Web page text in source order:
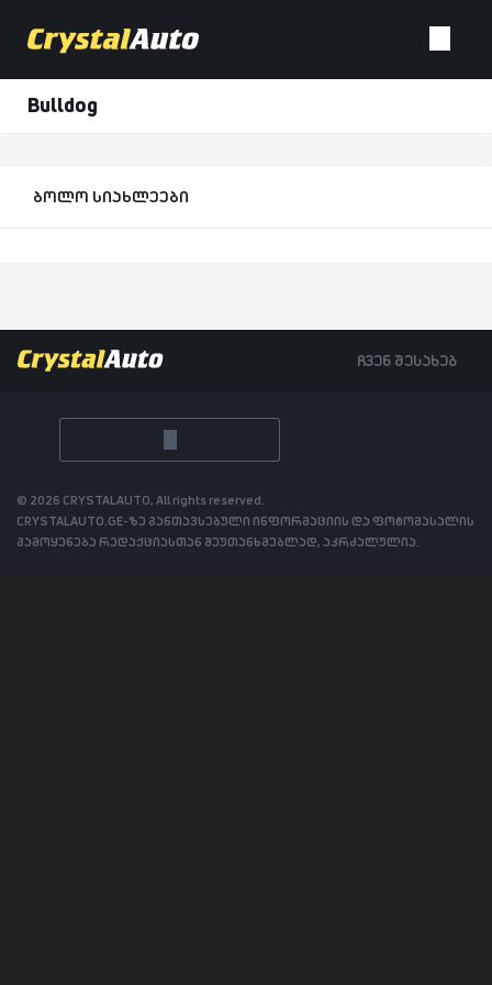
Bulldog
ბოლო სიახლეები
ჩვენ შესახებ
© 2026 CRYSTALAUTO, All rights reserved.
CRYSTALAUTO.GE-ზე განთავსებული ინფორმაციის და ფოტომასალის
გამოყენება რედაქციასთან შეუთანხმებლად, აკრძალულია.